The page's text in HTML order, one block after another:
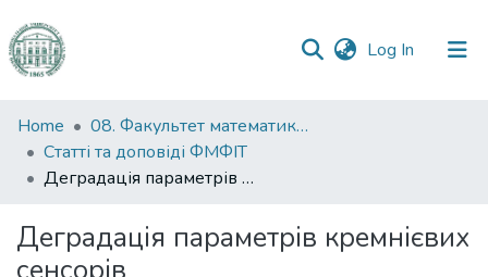
Log In (current)
Communities
&
Collections
Home
08. Факультет математики, фізики та інформаційних технологій
Статті та доповіді ФМФІТ
Деградація параметрів кремнієвих сенсорів
Деградація параметрів кремнієвих